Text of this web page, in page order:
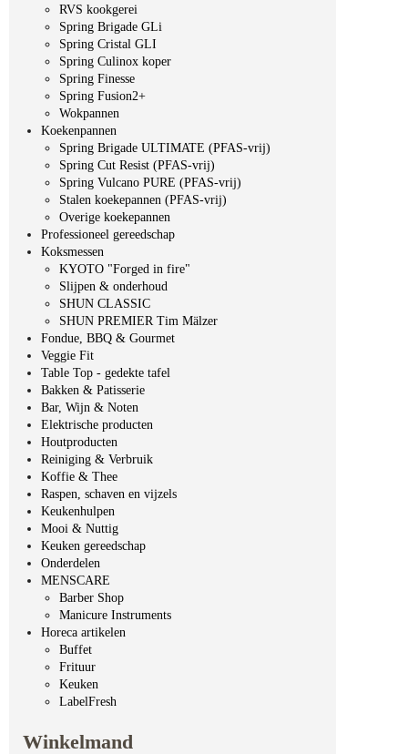
RVS kookgerei
Spring Brigade GLi
Spring Cristal GLI
Spring Culinox koper
Spring Finesse
Spring Fusion2+
Wokpannen
Koekenpannen
Spring Brigade ULTIMATE (PFAS-vrij)
Spring Cut Resist (PFAS-vrij)
Spring Vulcano PURE (PFAS-vrij)
Stalen koekepannen (PFAS-vrij)
Overige koekepannen
Professioneel gereedschap
Koksmessen
KYOTO "Forged in fire"
Slijpen & onderhoud
SHUN CLASSIC
SHUN PREMIER Tim Mälzer
Fondue, BBQ & Gourmet
Veggie Fit
Table Top - gedekte tafel
Bakken & Patisserie
Bar, Wijn & Noten
Elektrische producten
Houtproducten
Reiniging & Verbruik
Koffie & Thee
Raspen, schaven en vijzels
Keukenhulpen
Mooi & Nuttig
Keuken gereedschap
Onderdelen
MENSCARE
Barber Shop
Manicure Instruments
Horeca artikelen
Buffet
Frituur
Keuken
LabelFresh
Winkelmand